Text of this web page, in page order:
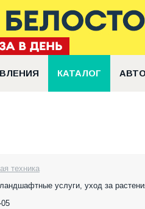
КАТАЛОГ
техника
услуги, уход за